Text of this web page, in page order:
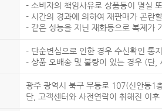
- 소비자의 책임사유로 상품등이 멸실
- 시간의 경과에 의하여 재판매가 곤란
- 같은 성능을 지닌 재화등으로 복제가
- 단순변심으로 인한 경우 수신확인 통
- 상품 오배송 및 불량이 있는 경우 (단,
광주 광역시 북구 무등로 107(신안동1
단, 고객센터와 사전연락이 취해진 이